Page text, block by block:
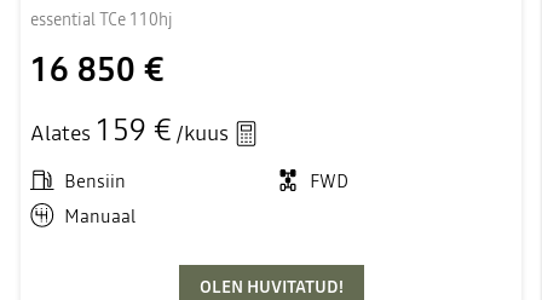
essential TCe 110hj
16 850 €
Alates 159 € /kuus
Bensiin
FWD
Manuaal
OLEN HUVITATUD!